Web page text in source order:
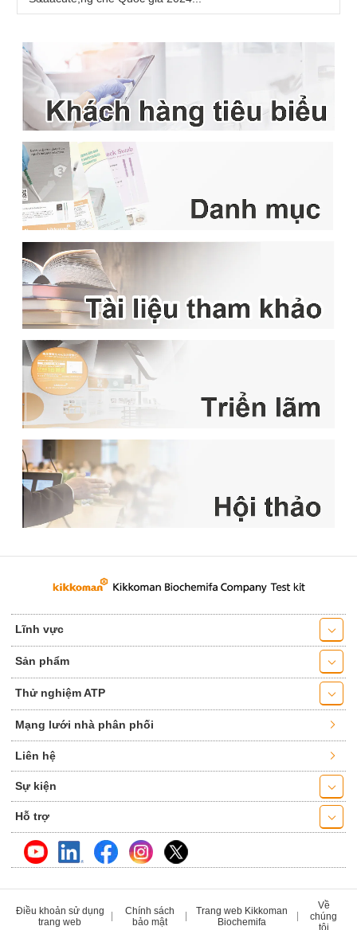
Lĩnh vực
Sản phẩm
Thử nghiệm ATP
Mạng lưới nhà phân phối
Liên hệ
Sự kiện
Hỗ trợ
Điều khoản sử dụng
trang web
Chính sách
bảo mật
Trang web Kikkoman
Biochemifa
Về
chúng
tôi